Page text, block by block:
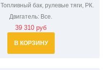
Топливный бак, рулевые тяги, РК.
Двигатель: Все.
39 310 руб
В КОРЗИНУ